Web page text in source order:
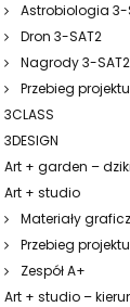
Astrobiologia 3-
Dron 3-SAT2
Nagrody 3-SAT2
Przebieg
3CLASS
3DESIGN
Art + garden –
Art + studio
Materiały
Przebieg
Zespół A+
Art + studio –